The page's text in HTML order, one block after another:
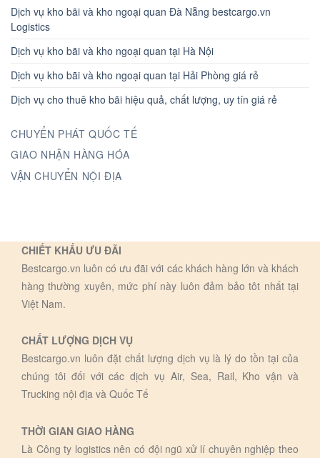
Dịch vụ kho bãi và kho ngoại quan Đà Nẵng bestcargo.vn
Logistics
Dịch vụ kho bãi và kho ngoại quan tại Hà Nội
Dịch vụ kho bãi và kho ngoại quan tại Hải Phòng giá rẻ
Dịch vụ cho thuê kho bãi hiệu quả, chất lượng, uy tín giá rẻ
CHUYỂN PHÁT QUỐC TẾ
GIAO NHẬN HÀNG HÓA
VẬN CHUYỂN NỘI ĐỊA
CHIẾT KHẤU ƯU ĐÃI
Bestcargo.vn luôn có ưu đãi với các khách hàng lớn và khách
hàng thường xuyên, mức phí này luôn đảm bảo tôt nhất tại
Việt Nam.
CHẤT LƯỢNG DỊCH VỤ
Bestcargo.vn luôn đặt chất lượng dịch vụ là lý do tồn tại của
chúng tôi đối với các dịch vụ Air, Sea, Rail, Kho vận và
Trucking nội địa và Quốc Tế
THỜI GIAN GIAO HÀNG
Là Công ty logistics nên có đội ngũ xử lí chuyên nghiệp theo